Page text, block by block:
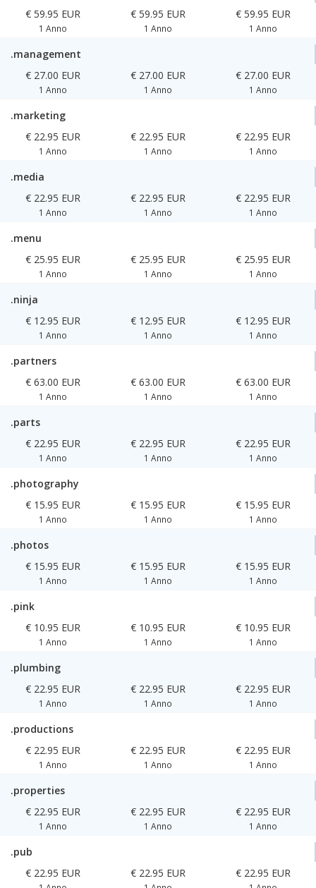
€ 59.95 EUR
1 Anno
€ 59.95 EUR
1 Anno
€ 59.95 EUR
1 Anno
.management
€ 27.00 EUR
1 Anno
€ 27.00 EUR
1 Anno
€ 27.00 EUR
1 Anno
.marketing
€ 22.95 EUR
1 Anno
€ 22.95 EUR
1 Anno
€ 22.95 EUR
1 Anno
.media
€ 22.95 EUR
1 Anno
€ 22.95 EUR
1 Anno
€ 22.95 EUR
1 Anno
.menu
€ 25.95 EUR
1 Anno
€ 25.95 EUR
1 Anno
€ 25.95 EUR
1 Anno
.ninja
€ 12.95 EUR
1 Anno
€ 12.95 EUR
1 Anno
€ 12.95 EUR
1 Anno
.partners
€ 63.00 EUR
1 Anno
€ 63.00 EUR
1 Anno
€ 63.00 EUR
1 Anno
.parts
€ 22.95 EUR
1 Anno
€ 22.95 EUR
1 Anno
€ 22.95 EUR
1 Anno
.photography
€ 15.95 EUR
1 Anno
€ 15.95 EUR
1 Anno
€ 15.95 EUR
1 Anno
.photos
€ 15.95 EUR
1 Anno
€ 15.95 EUR
1 Anno
€ 15.95 EUR
1 Anno
.pink
€ 10.95 EUR
1 Anno
€ 10.95 EUR
1 Anno
€ 10.95 EUR
1 Anno
.plumbing
€ 22.95 EUR
1 Anno
€ 22.95 EUR
1 Anno
€ 22.95 EUR
1 Anno
.productions
€ 22.95 EUR
1 Anno
€ 22.95 EUR
1 Anno
€ 22.95 EUR
1 Anno
.properties
€ 22.95 EUR
1 Anno
€ 22.95 EUR
1 Anno
€ 22.95 EUR
1 Anno
.pub
€ 22.95 EUR
€ 22.95 EUR € 22.95 EUR